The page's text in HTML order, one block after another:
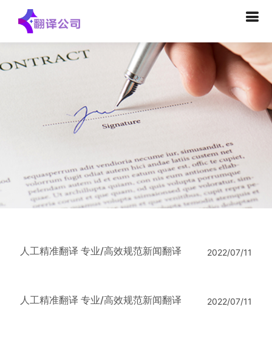
人工精准翻译 专业/高效规范新闻翻译 2022/07/11
人工精准翻译 专业/高效规范新闻翻译 2022/07/11